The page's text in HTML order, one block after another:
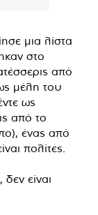
μια λίστα
στο
από
μέλη του
ως
από το
ένας από
πολίτες.
είναι